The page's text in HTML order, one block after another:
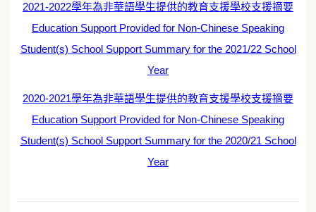
2021-2022學年為非華語學生提供的教育支援學校支援摘要
Education Support Provided for Non-Chinese Speaking
Student(s) School Support Summary for the 2021/22 School
Year
2020-2021學年為非華語學生提供的教育支援學校支援摘要
Education Support Provided for Non-Chinese Speaking
Student(s) School Support Summary for the 2020/21 School
Year